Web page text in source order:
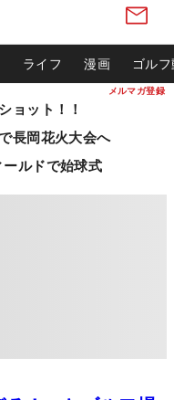
メルマガ登録
ライフ 漫画 ゴル
ョット！！
長岡花火大会へ
ルドで始球式